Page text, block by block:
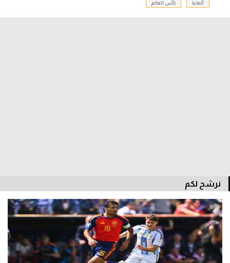
آسيا
تحليل في الجول
حكايات في الجول
كويز في الجول
فيديو في الجول
ألمانيا كأس العالم
نرشح لكم